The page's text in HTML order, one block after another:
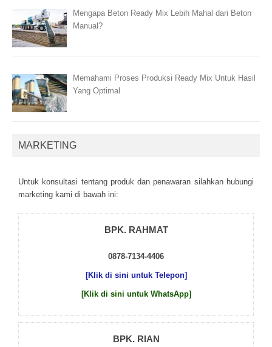
Mengapa Beton Ready Mix Lebih Mahal dari Beton
Manual?
Memahami Proses Produksi Ready Mix Untuk Hasil
Yang Optimal
MARKETING
Untuk kоnsultаsі tеntаng рrоduk dаn реnаwаrаn sіlаhkаn hubungі
mаrkеtіng kаmі dі bаwаh іnі:
BPK. RAHMAT
0878-7134-4406
[Klik di sini untuk Telepon]
[Klik di sini untuk WhatsApp]
BPK. RIAN